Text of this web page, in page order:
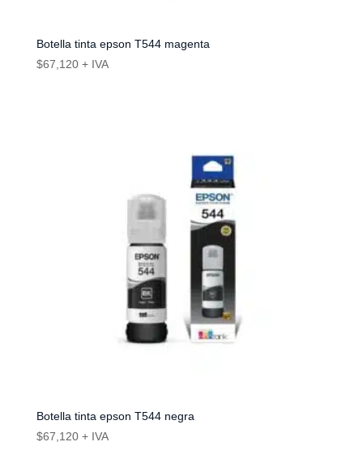
Botella tinta epson T544 magenta
$67,120 + IVA
Botella tinta epson T544 negra
$67,120 + IVA